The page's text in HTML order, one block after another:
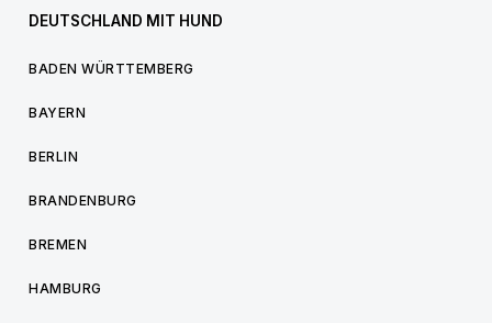
DEUTSCHLAND MIT HUND
BADEN WÜRTTEMBERG
BAYERN
BERLIN
BRANDENBURG
BREMEN
HAMBURG